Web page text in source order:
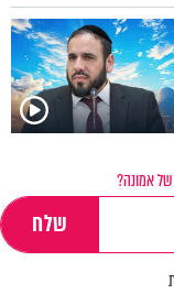
אמונה?